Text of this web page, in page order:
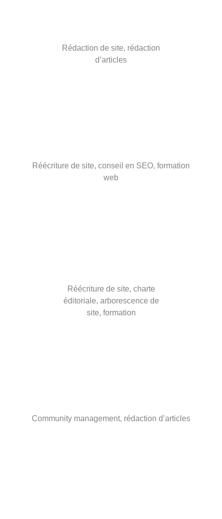
Rédaction de site, rédaction
d’articles
Réécriture de site, conseil en SEO, formation
web
Réécriture de site, charte
éditoriale, arborescence de
site, formation
Community management, rédaction d’articles